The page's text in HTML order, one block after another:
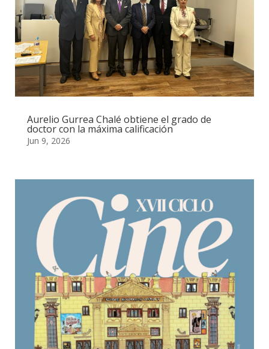
Aurelio Gurrea Chalé obtiene el grado de
doctor con la máxima calificación
Jun 9, 2026